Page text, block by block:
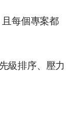
每個專案都
級排序、壓力